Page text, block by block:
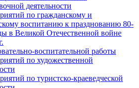
деятельности
по гражданскому и
воспитанию к празднованию 80-
в Великой Отечественной войне
воспитательной работы
по художественной
по туристско-краеведческой